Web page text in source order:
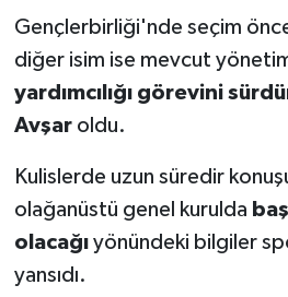
Gençlerbirliği'nde seçim
diğer isim ise mevcut
yardımcılığı görevini
Avşaroldu.
Kulislerde uzun süredir
olağanüstü genel kurulda
olacağıyönündeki bilgiler
yansıdı.